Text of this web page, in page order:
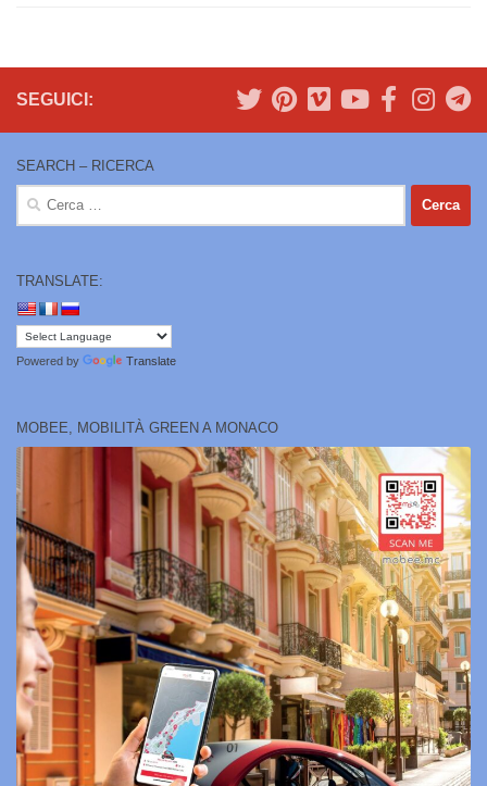
SEGUICI:
SEARCH – RICERCA
Ricerca
TRANSLATE:
Powered by Translate
MOBEE, MOBILITÀ GREEN A MONACO